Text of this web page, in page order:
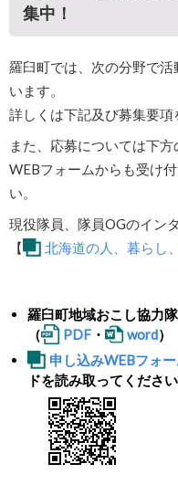
集中！
羅臼町では、次の分野で
います。
詳しくは下記及び募集要項
また、応募については下方
WEBフォームからも受け
い。
現役隊員、隊員OGのイン
【
北海道の人、暮らし
羅臼町地域おこし協力
（
PDF ・ word）
申し込みWEBフォ
ドを読み取ってください